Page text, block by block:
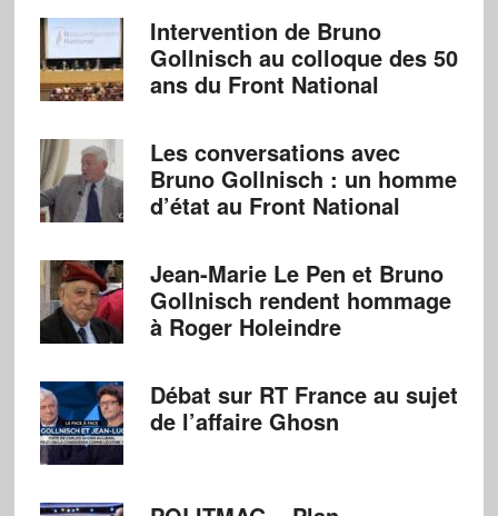
Intervention de Bruno
Gollnisch au colloque des 50
ans du Front National
Les conversations avec
Bruno Gollnisch : un homme
d’état au Front National
Jean-Marie Le Pen et Bruno
Gollnisch rendent hommage
à Roger Holeindre
Débat sur RT France au sujet
de l’affaire Ghosn